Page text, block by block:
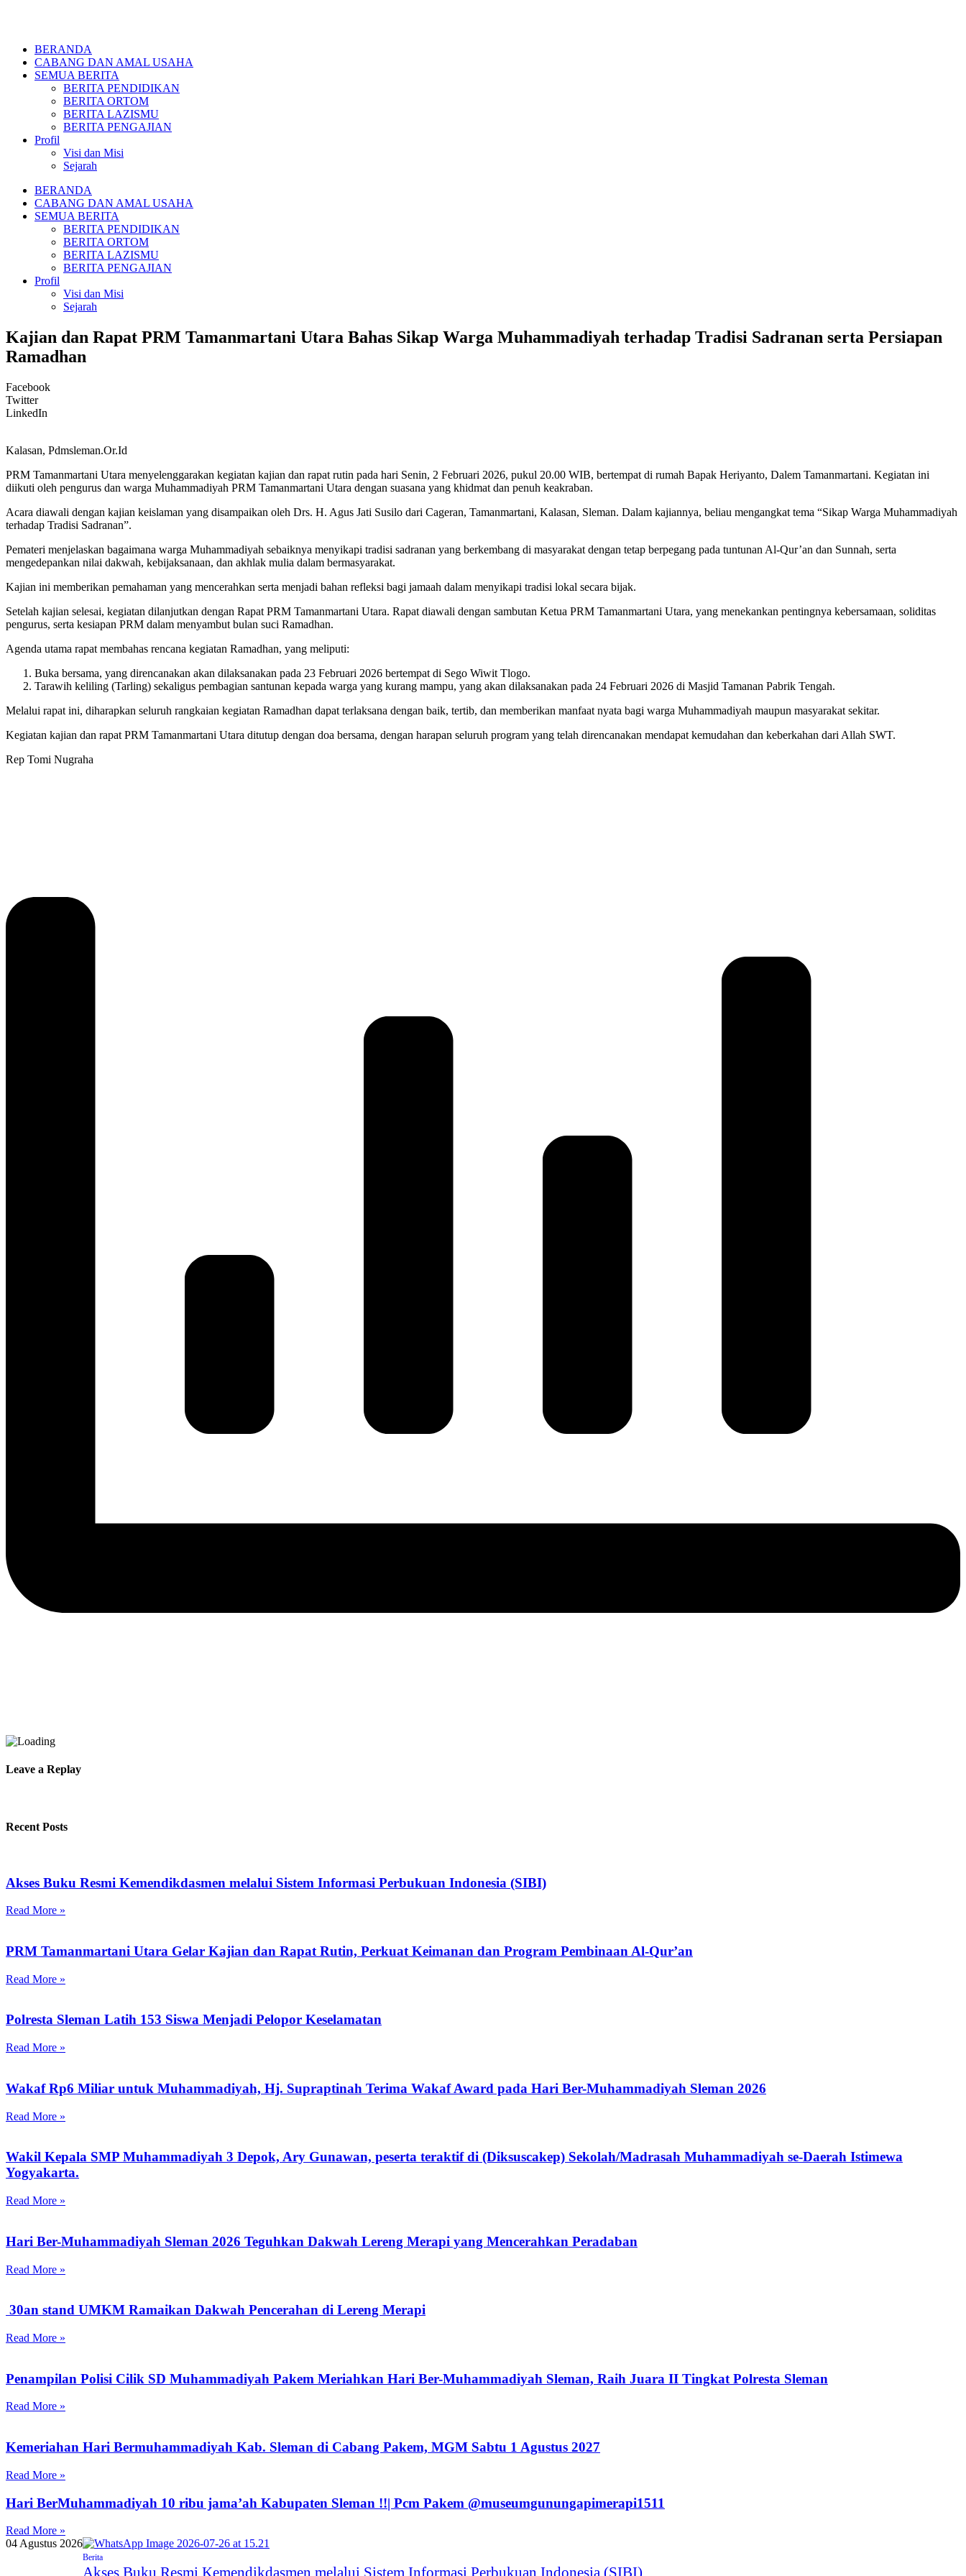
BERANDA
CABANG DAN AMAL USAHA
SEMUA BERITA
BERITA PENDIDIKAN
BERITA ORTOM
BERITA LAZISMU
BERITA PENGAJIAN
Profil
Visi dan Misi
Sejarah
BERANDA
CABANG DAN AMAL USAHA
SEMUA BERITA
BERITA PENDIDIKAN
BERITA ORTOM
BERITA LAZISMU
BERITA PENGAJIAN
Profil
Visi dan Misi
Sejarah
Kajian dan Rapat PRM Tamanmartani Utara Bahas Sikap Warga Muhammadiyah terhadap Tradisi Sadranan serta Persiapan
Ramadhan
Facebook
Twitter
LinkedIn
Kalasan, Pdmsleman.Or.Id
PRM Tamanmartani Utara menyelenggarakan kegiatan kajian dan rapat rutin pada hari Senin, 2 Februari 2026, pukul 20.00 WIB, bertempat di rumah Bapak Heriyanto, Dalem Tamanmartani. Kegiatan ini
diikuti oleh pengurus dan warga Muhammadiyah PRM Tamanmartani Utara dengan suasana yang khidmat dan penuh keakraban.
Acara diawali dengan kajian keislaman yang disampaikan oleh Drs. H. Agus Jati Susilo dari Cageran, Tamanmartani, Kalasan, Sleman. Dalam kajiannya, beliau mengangkat tema “Sikap Warga Muhammadiyah
terhadap Tradisi Sadranan”.
Pemateri menjelaskan bagaimana warga Muhammadiyah sebaiknya menyikapi tradisi sadranan yang berkembang di masyarakat dengan tetap berpegang pada tuntunan Al-Qur’an dan Sunnah, serta
mengedepankan nilai dakwah, kebijaksanaan, dan akhlak mulia dalam bermasyarakat.
Kajian ini memberikan pemahaman yang mencerahkan serta menjadi bahan refleksi bagi jamaah dalam menyikapi tradisi lokal secara bijak.
Setelah kajian selesai, kegiatan dilanjutkan dengan Rapat PRM Tamanmartani Utara. Rapat diawali dengan sambutan Ketua PRM Tamanmartani Utara, yang menekankan pentingnya kebersamaan, soliditas
pengurus, serta kesiapan PRM dalam menyambut bulan suci Ramadhan.
Agenda utama rapat membahas rencana kegiatan Ramadhan, yang meliputi:
Buka bersama, yang direncanakan akan dilaksanakan pada 23 Februari 2026 bertempat di Sego Wiwit Tlogo.
Tarawih keliling (Tarling) sekaligus pembagian santunan kepada warga yang kurang mampu, yang akan dilaksanakan pada 24 Februari 2026 di Masjid Tamanan Pabrik Tengah.
Melalui rapat ini, diharapkan seluruh rangkaian kegiatan Ramadhan dapat terlaksana dengan baik, tertib, dan memberikan manfaat nyata bagi warga Muhammadiyah maupun masyarakat sekitar.
Kegiatan kajian dan rapat PRM Tamanmartani Utara ditutup dengan doa bersama, dengan harapan seluruh program yang telah direncanakan mendapat kemudahan dan keberkahan dari Allah SWT.
Rep Tomi Nugraha
Leave a Replay
Recent Posts
Akses Buku Resmi Kemendikdasmen melalui Sistem Informasi Perbukuan Indonesia (SIBI)
Read More »
PRM Tamanmartani Utara Gelar Kajian dan Rapat Rutin, Perkuat Keimanan dan Program Pembinaan Al-Qur’an
Read More »
Polresta Sleman Latih 153 Siswa Menjadi Pelopor Keselamatan
Read More »
Wakaf Rp6 Miliar untuk Muhammadiyah, Hj. Supraptinah Terima Wakaf Award pada Hari Ber-Muhammadiyah Sleman 2026
Read More »
Wakil Kepala SMP Muhammadiyah 3 Depok, Ary Gunawan, peserta teraktif di (Diksuscakep) Sekolah/Madrasah Muhammadiyah se-Daerah Istimewa
Yogyakarta.
Read More »
Hari Ber-Muhammadiyah Sleman 2026 Teguhkan Dakwah Lereng Merapi yang Mencerahkan Peradaban
Read More »
30an stand UMKM Ramaikan Dakwah Pencerahan di Lereng Merapi
Read More »
Penampilan Polisi Cilik SD Muhammadiyah Pakem Meriahkan Hari Ber-Muhammadiyah Sleman, Raih Juara II Tingkat Polresta Sleman
Read More »
Kemeriahan Hari Bermuhammadiyah Kab. Sleman di Cabang Pakem, MGM Sabtu 1 Agustus 2027
Read More »
Hari BerMuhammadiyah 10 ribu jama’ah Kabupaten Sleman !!| Pcm Pakem ‪@museumgunungapimerapi1511‬
Read More »
04 Agustus 2026
Berita